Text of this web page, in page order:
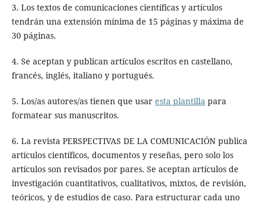
3. Los textos de comunicaciones científicas y artículos
tendrán una extensión mínima de 15 páginas y máxima de
30 páginas.
4. Se aceptan y publican artículos escritos en castellano,
francés, inglés, italiano y portugués.
5. Los/as autores/as tienen que usar esta plantillapara
formatear sus manuscritos.
6. La revista PERSPECTIVAS DE LA COMUNICACIÓN publica
artículos científicos, documentos y reseñas, pero solo los
artículos son revisados por pares. Se aceptan artículos de
investigación cuantitativos, cualitativos, mixtos, de revisión,
teóricos, y de estudios de caso. Para estructurar cada uno